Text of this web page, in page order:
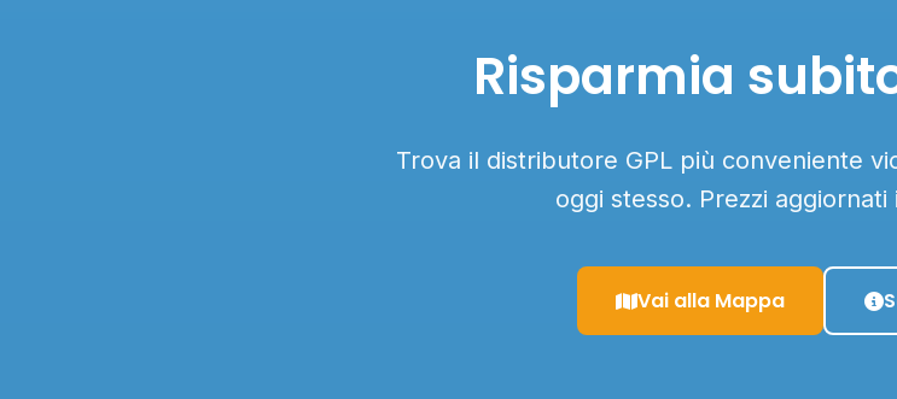
Risparmia
Trova il distributore GPL più conveniente
oggi stesso. Prezzi
Vai alla Mappa